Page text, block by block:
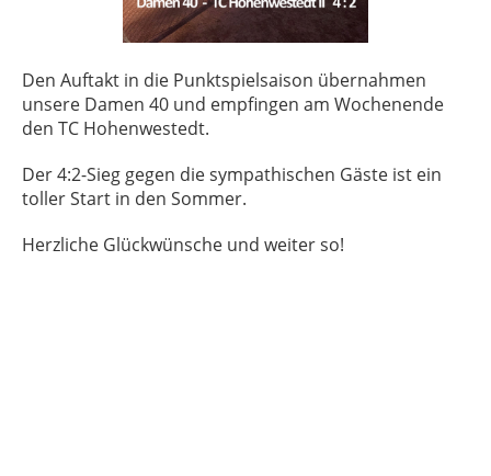
Den Auftakt in die Punktspielsaison übernahmen
unsere Damen 40 und empfingen am Wochenende
den TC Hohenwestedt.
Der 4:2-Sieg gegen die sympathischen Gäste ist ein
toller Start in den Sommer.
Herzliche Glückwünsche und weiter so!